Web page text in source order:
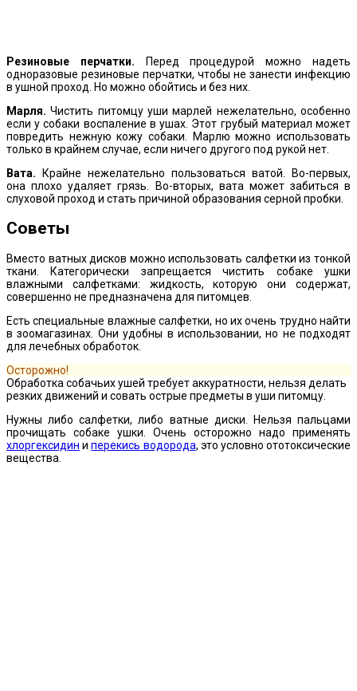
Резиновые перчатки. Перед процедурой можно надеть
одноразовые резиновые перчатки, чтобы не занести инфекцию
в ушной проход. Но можно обойтись и без них.
Марля. Чистить питомцу уши марлей нежелательно, особенно
если у собаки воспаление в ушах. Этот грубый материал может
повредить нежную кожу собаки. Марлю можно использовать
только в крайнем случае, если ничего другого под рукой нет.
Вата.
Крайне нежелательно пользоваться ватой. Во-первых,
она плохо удаляет грязь. Во-вторых, вата может забиться в
слуховой проход и стать причиной образования серной пробки.
Советы
Вместо ватных дисков можно использовать салфетки из тонкой
ткани. Категорически запрещается чистить собаке ушки
влажными салфетками: жидкость, которую они содержат,
совершенно не предназначена для питомцев.
Есть специальные влажные салфетки, но их очень трудно найти
в зоомагазинах. Они удобны в использовании, но не подходят
для лечебных обработок.
Осторожно!
Обработка собачьих ушей требует аккуратности, нельзя делать
резких движений и совать острые предметы в уши питомцу.
Нужны либо салфетки, либо ватные диски. Нельзя пальцами
прочищать собаке ушки. Очень осторожно надо применять
хлоргексидин иперекись водорода, это условно ототоксические
вещества.